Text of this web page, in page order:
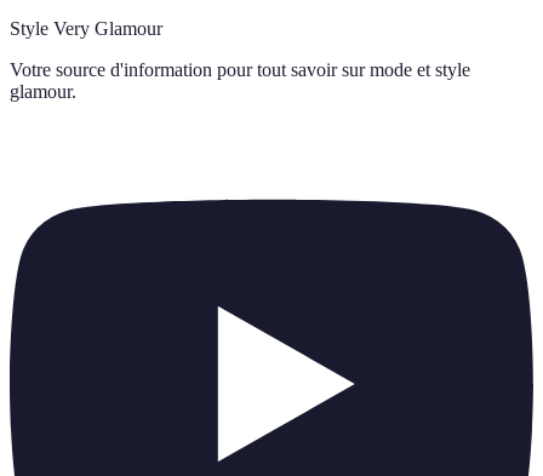
Style Very Glamour
Votre source d'information pour tout savoir sur mode et style
glamour.